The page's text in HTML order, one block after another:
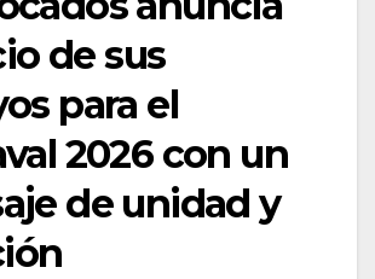
de sus
para el
2026 con un
de unidad y